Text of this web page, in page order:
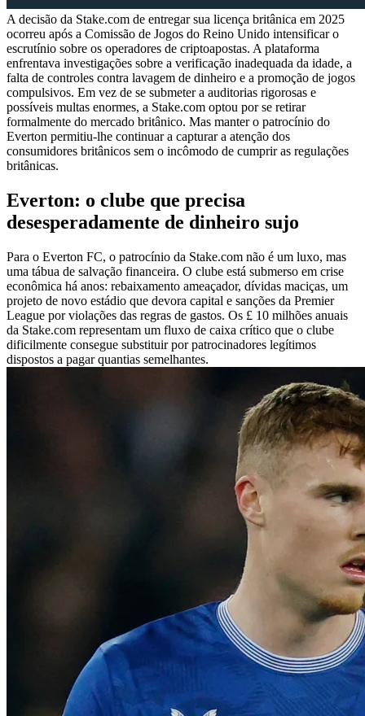
A decisão da Stake.com de entregar sua licença britânica em 2025
ocorreu após a Comissão de Jogos do Reino Unido intensificar o
escrutínio sobre os operadores de criptoapostas. A plataforma
enfrentava investigações sobre a verificação inadequada da idade, a
falta de controles contra lavagem de dinheiro e a promoção de jogos
compulsivos. Em vez de se submeter a auditorias rigorosas e
possíveis multas enormes, a Stake.com optou por se retirar
formalmente do mercado britânico. Mas manter o patrocínio do
Everton permitiu-lhe continuar a capturar a atenção dos
consumidores britânicos sem o incômodo de cumprir as regulações
britânicas.
Everton: o clube que precisa
desesperadamente de dinheiro sujo
Para o Everton FC, o patrocínio da Stake.com não é um luxo, mas
uma tábua de salvação financeira. O clube está submerso em crise
econômica há anos: rebaixamento ameaçador, dívidas maciças, um
projeto de novo estádio que devora capital e sanções da Premier
League por violações das regras de gastos. Os £ 10 milhões anuais
da Stake.com representam um fluxo de caixa crítico que o clube
dificilmente consegue substituir por patrocinadores legítimos
dispostos a pagar quantias semelhantes.